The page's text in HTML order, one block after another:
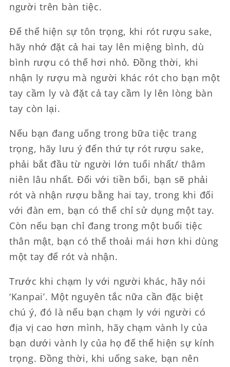
người trên bàn tiệc.
Để thể hiện sự tôn trọng, khi rót rượu sake,
hãy nhớ đặt cả hai tay lên miệng bình, dù
bình rượu có thể hơi nhỏ. Đồng thời, khi
nhận ly rượu mà người khác rót cho bạn một
tay cầm ly và đặt cả tay cầm ly lên lòng bàn
tay còn lại.
Nếu bạn đang uống trong bữa tiệc trang
trọng, hãy lưu ý đến thứ tự rót rượu sake,
phải bắt đầu từ người lớn tuổi nhất/ thâm
niên lâu nhất. Đối với tiền bối, bạn sẽ phải
rót và nhận rượu bằng hai tay, trong khi đối
với đàn em, bạn có thể chỉ sử dụng một tay.
Còn nếu bạn chỉ đang trong một buổi tiệc
thân mật, bạn có thể thoải mái hơn khi dùng
một tay để rót và nhận.
Trước khi chạm ly với người khác, hãy nói
‘Kanpai’. Một nguyên tắc nữa cần đặc biệt
chú ý, đó là nếu bạn chạm ly với người có
địa vị cao hơn mình, hãy chạm vành ly của
bạn dưới vành ly của họ để thể hiện sự kính
trọng. Đồng thời, khi uống sake, bạn nên